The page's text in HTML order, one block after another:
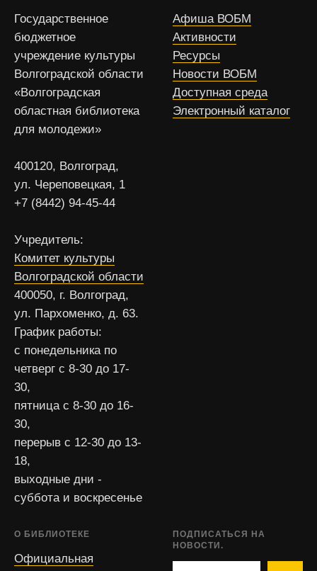
Государственное
бюджетное
учреждение культуры
Волгоградской области
«Волгоградская
областная библиотека
для молодежи»
400120, Волгоград,
ул. Череповецкая, 1
+7 (8442) 94-45-44
Учредитель:
Комитет культуры
Волгоградской области
400050, г. Волгоград,
ул. Пархоменко, д. 63.
График работы:
с понедельника по
четверг с 8-30 до 17-
30,
пятница с 8-30 до 16-
30,
перерыв с 12-30 до 13-
18,
выходные дни -
суббота и воскресенье
Афиша ВОБМ
Активности
Ресурсы
Новости ВОБМ
Доступная среда
Электронный каталог
О БИБЛИОТЕКЕ
Официальная
ПОДПИСАТЬСЯ НА
НОВОСТИ.